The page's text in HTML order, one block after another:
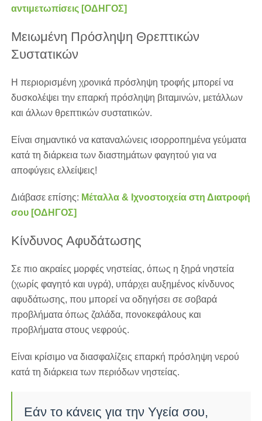
αντιμετωπίσεις [ΟΔΗΓΟΣ]
Μειωμένη Πρόσληψη Θρεπτικών
Συστατικών
Η περιορισμένη χρονικά πρόσληψη τροφής μπορεί να
δυσκολέψει την επαρκή πρόσληψη βιταμινών, μετάλλων
και άλλων θρεπτικών συστατικών.
Είναι σημαντικό να καταναλώνεις ισορροπημένα γεύματα
κατά τη διάρκεια των διαστημάτων φαγητού για να
αποφύγεις ελλείψεις!
Διάβασε επίσης: Μέταλλα & Ιχνοστοιχεία στη Διατροφή
σου [ΟΔΗΓΟΣ]
Κίνδυνος Αφυδάτωσης
Σε πιο ακραίες μορφές νηστείας, όπως η ξηρά νηστεία
(χωρίς φαγητό και υγρά), υπάρχει αυξημένος κίνδυνος
αφυδάτωσης, που μπορεί να οδηγήσει σε σοβαρά
προβλήματα όπως ζαλάδα, πονοκεφάλους και
προβλήματα στους νεφρούς.
Είναι κρίσιμο να διασφαλίζεις επαρκή πρόσληψη νερού
κατά τη διάρκεια των περιόδων νηστείας.
Εάν το κάνεις για την Υγεία σου,